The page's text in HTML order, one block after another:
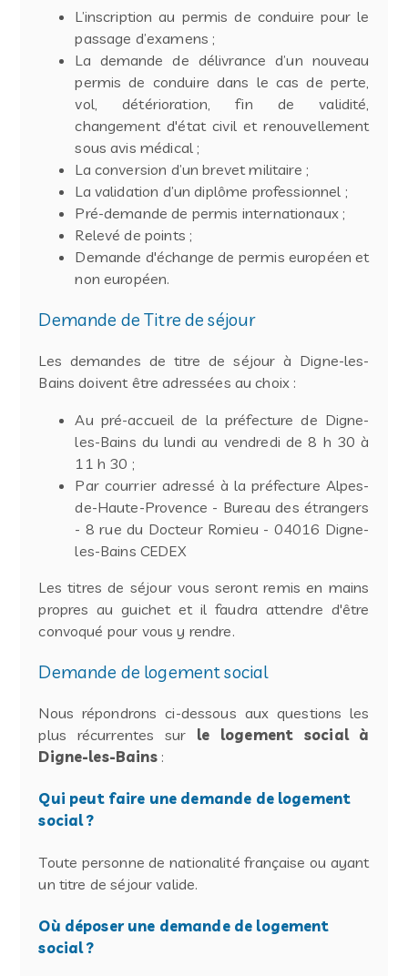
L’inscription au permis de conduire pour le
passage d’examens ;
La demande de délivrance d’un nouveau
permis de conduire dans le cas de perte,
vol, détérioration, fin de validité,
changement d'état civil et renouvellement
sous avis médical ;
La conversion d’un brevet militaire ;
La validation d’un diplôme professionnel ;
Pré-demande de permis internationaux ;
Relevé de points ;
Demande d'échange de permis européen et
non européen.
Demande de Titre de séjour
Les demandes de titre de séjour à Digne-les-
Bains doivent être adressées au choix :
Au pré-accueil de la préfecture de Digne-
les-Bains du lundi au vendredi de 8 h 30 à
11 h 30 ;
Par courrier adressé à la préfecture Alpes-
de-Haute-Provence - Bureau des étrangers
- 8 rue du Docteur Romieu - 04016 Digne-
les-Bains CEDEX
Les titres de séjour vous seront remis en mains
propres au guichet et il faudra attendre d'être
convoqué pour vous y rendre.
Demande de logement social
Nous répondrons ci-dessous aux questions les
plus récurrentes sur le logement social à
Digne-les-Bains:
Qui peut faire une demande de logement
social ?
Toute personne de nationalité française ou ayant
un titre de séjour valide.
Où déposer une demande de logement
social ?